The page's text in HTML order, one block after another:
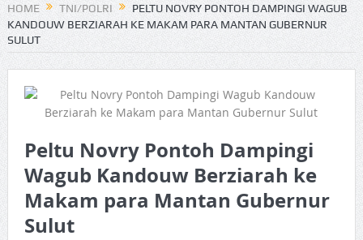
HOME TNI/POLRI
PELTU NOVRY PONTOH DAMPINGI WAGUB
KANDOUW BERZIARAH KE MAKAM PARA MANTAN GUBERNUR
SULUT
Peltu Novry Pontoh Dampingi
Wagub Kandouw Berziarah ke
Makam para Mantan Gubernur
Sulut